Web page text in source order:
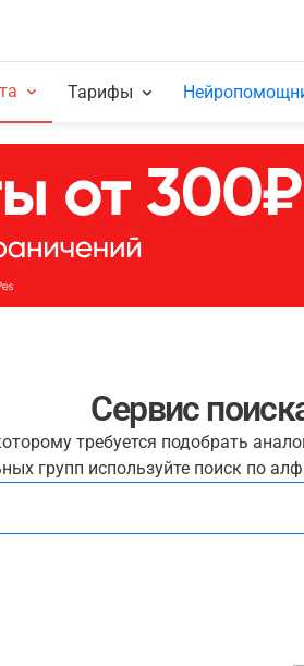
Тарифы
Сервис
требуется подобрать
групп используйте поиск по